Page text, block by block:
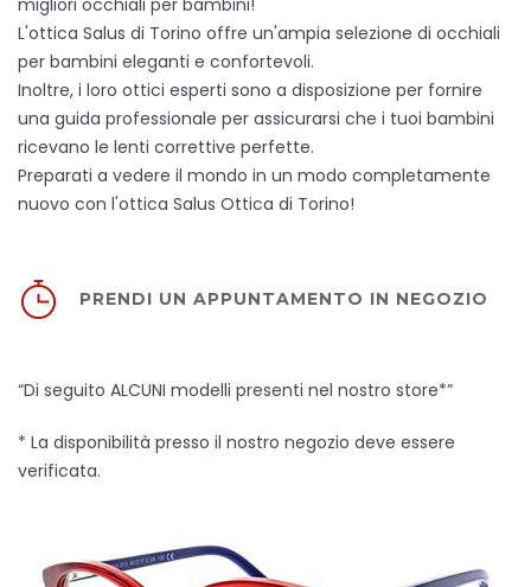
migliori occhiali per bambini!
L'ottica Salus di Torino offre un'ampia selezione di occhiali
per bambini eleganti e confortevoli.
Inoltre, i loro ottici esperti sono a disposizione per fornire
una guida professionale per assicurarsi che i tuoi bambini
ricevano le lenti correttive perfette.
Preparati a vedere il mondo in un modo completamente
nuovo con l'ottica Salus Ottica di Torino!
PRENDI UN APPUNTAMENTO IN NEGOZIO
“Di seguito ALCUNI modelli presenti nel nostro store*”
* La disponibilità presso il nostro negozio deve essere
verificata.